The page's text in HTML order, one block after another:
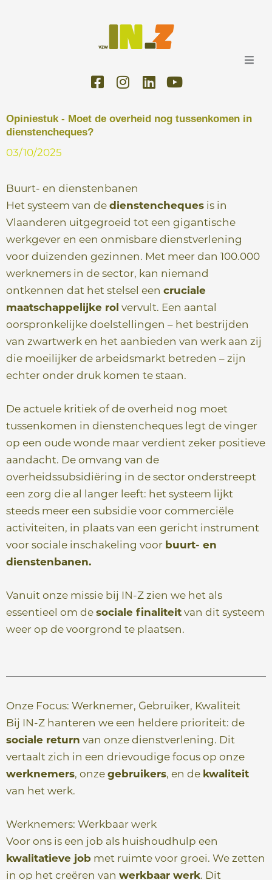
F
a
e
-
s
q
u
a
r
e
I
n
t
m
L
i
k
Y
o
t
Opiniestuk - Moet de overheid nog tussenkomen in
dienstencheques?
03/10/2025
Buurt- en dienstenbanen
Het systeem van de dienstencheques is in
Vlaanderen uitgegroeid tot een gigantische
werkgever en een onmisbare dienstverlening
voor duizenden gezinnen. Met meer dan 100.000
werknemers in de sector, kan niemand
ontkennen dat het stelsel een cruciale
maatschappelijke rol vervult. Een aantal
oorspronkelijke doelstellingen – het bestrijden
van zwartwerk en het aanbieden van werk aan zij
die moeilijker de arbeidsmarkt betreden – zijn
echter onder druk komen te staan.
De actuele kritiek of de overheid nog moet
tussenkomen in dienstencheques legt de vinger
op een oude wonde maar verdient zeker positieve
aandacht. De omvang van de
overheidssubsidiëring in de sector onderstreept
een zorg die al langer leeft: het systeem lijkt
steeds meer een subsidie voor commerciële
activiteiten, in plaats van een gericht instrument
voor sociale inschakeling voor buurt- en
dienstenbanen.
Vanuit onze missie bij IN-Z zien we het als
essentieel om de sociale finaliteit van dit systeem
weer op de voorgrond te plaatsen.
Onze Focus: Werknemer, Gebruiker, Kwaliteit
Bij IN-Z hanteren we een heldere prioriteit: de
sociale return van onze dienstverlening. Dit
vertaalt zich in een drievoudige focus op onze
werknemers, onze gebruikers, en de kwaliteit
van het werk.
Werknemers: Werkbaar werk
Voor ons is een job als huishoudhulp een
kwalitatieve job met ruimte voor groei. We zetten
in op het creëren van werkbaar werk. Dit